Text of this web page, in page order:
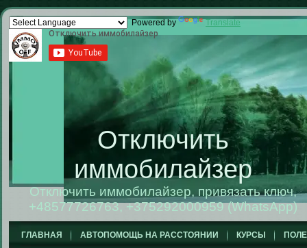
Powered by Translate
Отключить
иммобилайзер
Отключить иммобилайзер, привязать ключ,
+48577726763, +375292000959 (WhatsApp)
ГЛАВНАЯ АВТОПОМОЩЬ НА РАССТОЯНИИ КУРСЫ